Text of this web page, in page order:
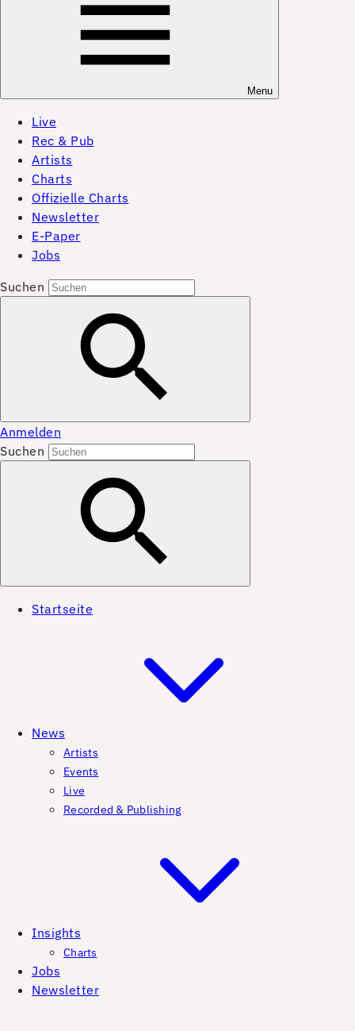
Menu
Live
Rec & Pub
Artists
Charts
Offizielle Charts
Newsletter
E-Paper
Jobs
Suchen
Anmelden
Suchen
Startseite
News
Artists
Events
Live
Recorded & Publishing
Insights
Charts
Jobs
Newsletter